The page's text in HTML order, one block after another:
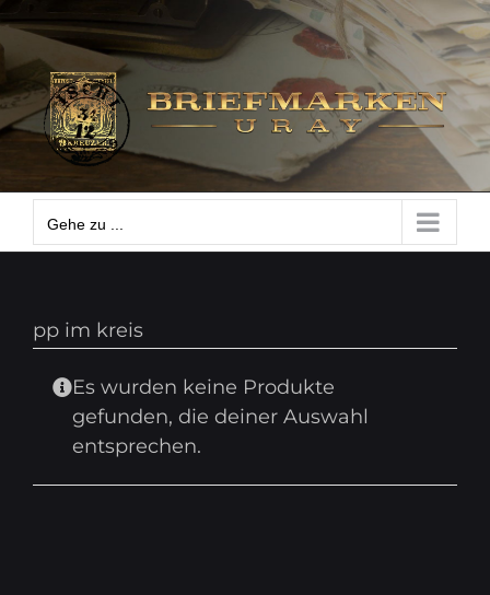
Zum
Inhalt
springen
Gehe zu ...
Gehe zu ...
pp im kreis
Es wurden keine Produkte
gefunden, die deiner Auswahl
entsprechen.